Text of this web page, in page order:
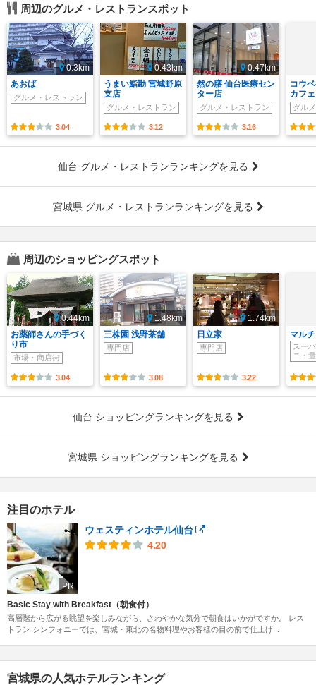
周辺のグルメ・レストランスポット
0.3km
あおば
グルメ・レストラン
3.04
0.43km
うまい鮨勘 宮城野原
支店
グルメ・レストラン
3.12
0.47km
然の膳 仙台医療セン
ター店
グルメ・レストラン
3.16
コウ
カフ
グル
仙台 グルメ・レストランランキングを見る
宮城県 グルメ・レストランランキングを見る
周辺のショッピングスポット
0.44km
お薬師さんの手づく
り市
市場・商店街
3.04
1.48km
三株園 浅野茶舗
専門店
3.08
1.74km
日立家
専門店
3.22
マル
スー
ニ・
仙台 ショッピングランキングを見る
宮城県 ショッピングランキングを見る
注目のホテル
PR
ウェスティンホテル仙台
4.20
Basic Stay with Breakfast（朝食付）
高層階から広がる眺望を楽しみながら、さわやかな気分で朝食はいかがですか。 レス
トラン シンフォニーでは、宮城・東北の名物料理やお客様の目の前で仕上げ...
宮城県の人気ホテルランキング